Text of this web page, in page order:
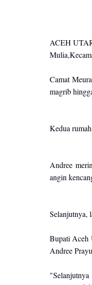
ACEH
Camat
magrib
Kedua
Andree
angin
Selanjutnya,
Bupati Aceh
Andree